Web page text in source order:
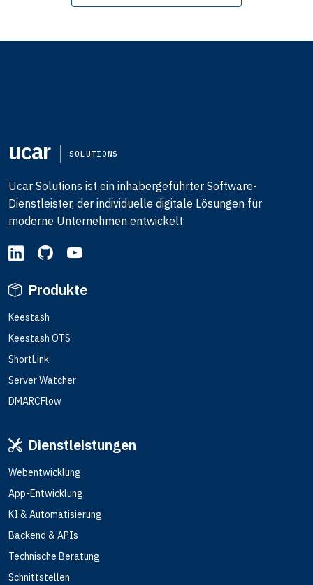
ucar SOLUTIONS
Ucar Solutions ist ein inhabergeführter Software-
Dienstleister, der individuelle digitale Lösungen für
moderne Unternehmen entwickelt.
Produkte
Keestash
Keestash OTS
ShortLink
Server Watcher
DMARCFlow
Dienstleistungen
Webentwicklung
App-Entwicklung
KI & Automatisierung
Backend & APIs
Technische Beratung
Schnittstellen